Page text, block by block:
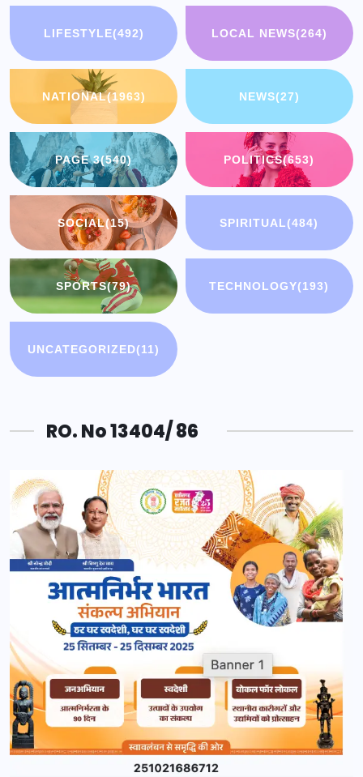
LIFESTYLE(492) LOCAL NEWS(264)
NATIONAL(1963) NEWS(27)
PAGE 3(540) POLITICS(653)
SOCIAL(15) SPIRITUAL(484)
SPORTS(79) TECHNOLOGY(193)
UNCATEGORIZED(11)
RO. No 13404/ 86